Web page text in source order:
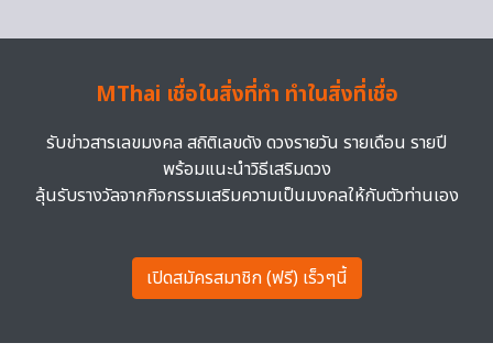
MThai เชื่อในสิ่งที่ทำ ทำในสิ่งที่เชื่อ
รับข่าวสารเลขมงคล สถิติเลขดัง ดวงรายวัน รายเดือน รายปี
พร้อมแนะนำวิธีเสริมดวง
ลุ้นรับรางวัลจากกิจกรรมเสริมความเป็นมงคลให้กับตัวท่านเอง
เปิดสมัครสมาชิก (ฟรี) เร็วๆนี้